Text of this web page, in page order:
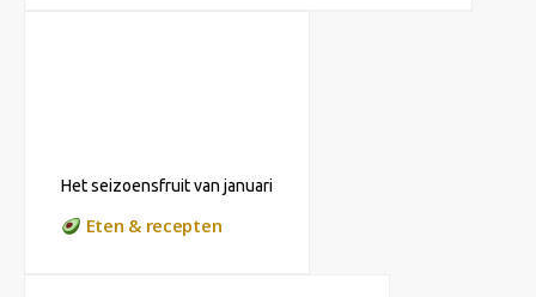
Het seizoensfruit van januari
Eten & recepten